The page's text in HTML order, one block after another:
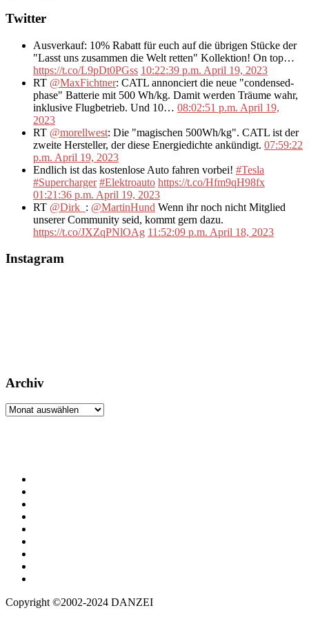
Twitter
Ausverkauf: 10% Rabatt für euch auf die übrigen Stücke der
"Lasst uns zusammen die Welt retten" Kollektion! On top…
https://t.co/L9pDt0PGss 10:22:39 p.m. April 19, 2023
RT @MaxFichtner: CATL annonciert die neue "condensed-
phase" Batterie mit 500 Wh/kg. Damit werden Träume wahr,
inklusive Flugbetrieb. Und 10… 08:02:51 p.m. April 19,
2023
RT @morellwest: Die "magischen 500Wh/kg". CATL ist der
zweite Hersteller, der diese Energiedichte ankündigt. 07:59:22
p.m. April 19, 2023
Endlich ist das kostenlose Auto fahren vorbei! #Tesla
#Supercharger #Elektroauto https://t.co/Hfm9qH98fx
01:21:36 p.m. April 19, 2023
RT @Dirk_ : @MartinHund Wenn ihr noch nicht Mitglied
unserer Community seid, kommt gern dazu.
https://t.co/JXZqPNlOAg 11:52:09 p.m. April 18, 2023
Instagram
Archiv
Archiv
Copyright ©2002-2024 DANZEI